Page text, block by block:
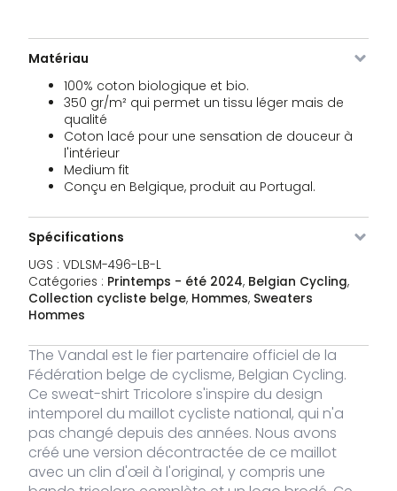
Matériau
100% coton biologique et bio.
350 gr/m² qui permet un tissu léger mais de
qualité
Coton lacé pour une sensation de douceur à
l'intérieur
Medium fit
Conçu en Belgique, produit au Portugal.
Spécifications
UGS : VDLSM-496-LB-L
Catégories : Printemps - été 2024, Belgian Cycling,
Collection cycliste belge, Hommes, Sweaters
Hommes
The Vandal est le fier partenaire officiel de la
Fédération belge de cyclisme, Belgian Cycling.
Ce sweat-shirt Tricolore s'inspire du design
intemporel du maillot cycliste national, qui n'a
pas changé depuis des années. Nous avons
créé une version décontractée de ce maillot
avec un clin d'œil à l'original, y compris une
496-
LB-S
VDLSM-
496-
LB-M
Bleu ciel M 52 stock €
LB-L
VDLSM-
496-
Bleu ciel XL 23 stock
VDLSM-
496-
LB-XXL
Bleu ciel XXL 9 stock 79,95